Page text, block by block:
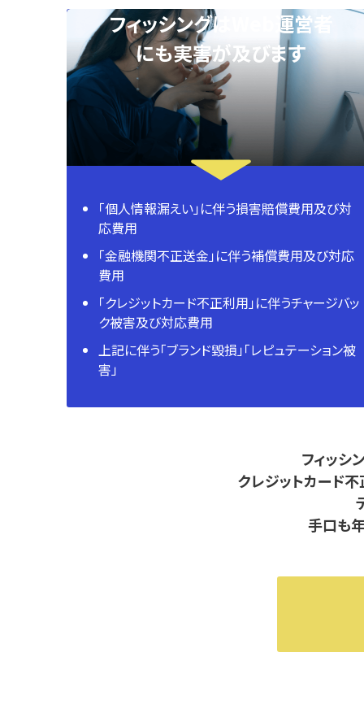
フィッシングはWeb運営者
にも実害が及びます
「個人情報漏えい」に伴う損害賠償費用及び対
応費用
「金融機関不正送金」に伴う補償費用及び対応
費用
「クレジットカード不正利用」に伴うチャージバッ
ク被害及び対応費用
上記に伴う「ブランド毀損」「レピュテーション被
害」
フィッシ
クレジットカード
手口も